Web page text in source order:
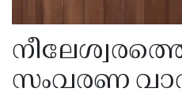
നീലേശ്വരത്തെ
സംവരണ